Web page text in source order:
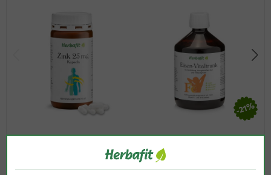
Kindern aufbewahren.
Gelatine, Füllstoff mikrokristalline Cellulose, Extrakt
aus Ginkgo-biloba-Blättern (17 %), Niacin, Trennmittel
Magnesiumstearat, Calcium-D-Pantothenat, Vitamin-B6-
Hydrochlorid, Vitamin B2, Vitamin-B1-Mononitrat, Folsäure,
Biotin, Vitamin B12.
Verzehrsempfehlung:
1 x täglich 1 Kapsel zu einer Mahlzeit
mit ausreichend Flüssigkeit schlucken.
Personen, die blutverdünnende Medikamente
(Antikoagulantien) einnehmen, sollten vor dem Verzehr mit
ihrem Arzt Rücksprache halten.
Zink-25 mg-Kapseln
9,50 €
-21%
Eisen-Vitaltrunk
500 ml
statt9,50 €nur7,50 €